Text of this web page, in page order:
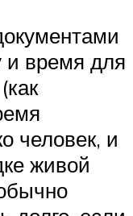
и время для
человек, и
живой